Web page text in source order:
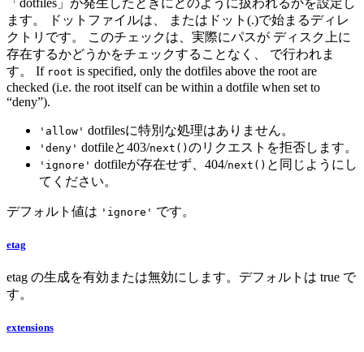
ます。 ドットファイルは、 またはドット(.)で始まるディレ
クトリです。 このチェックは、実際にパスが ディスク上に
存在するかどうかをチェックすることなく、 で行われま
す。 If root is specified, only the dotfiles above the root are
checked (i.e. the root itself can be within a dotfile when set to
“deny”).
'allow' dotfilesに特別な処理はありません。
'deny' dotfileと403/next() のリクエストを拒否します。
'ignore' dotfileが存在せず、404/next() と同じようにし
てください。
デフォルト値は 'ignore' です。
etag
etag の生成を有効または無効にします。デフォルトは true で
す。
extensions